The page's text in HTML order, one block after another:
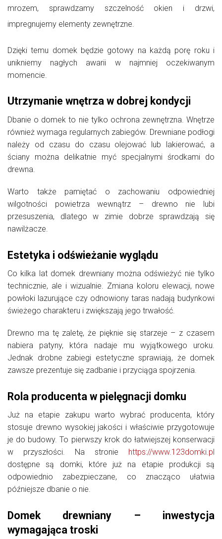
mrozem, sprawdzamy szczelność okien i drzwi,
impregnujemy elementy zewnętrzne.
Dzięki temu domek będzie gotowy na każdą porę roku i
unikniemy nagłych awarii w najmniej oczekiwanym
momencie.
Utrzymanie wnętrza w dobrej kondycji
Dbanie o domek to nie tylko ochrona zewnętrzna. Wnętrze
również wymaga regularnych zabiegów. Drewniane podłogi
należy od czasu do czasu olejować lub lakierować, a
ściany można delikatnie myć specjalnymi środkami do
drewna.
Warto także pamiętać o zachowaniu odpowiedniej
wilgotności powietrza wewnątrz – drewno nie lubi
przesuszenia, dlatego w zimie dobrze sprawdzają się
nawilżacze.
Estetyka i odświeżanie wyglądu
Co kilka lat domek drewniany można odświeżyć nie tylko
technicznie, ale i wizualnie. Zmiana koloru elewacji, nowe
powłoki lazurujące czy odnowiony taras nadają budynkowi
świeżego charakteru i zwiększają jego trwałość.
Drewno ma tę zaletę, że pięknie się starzeje – z czasem
nabiera patyny, która nadaje mu wyjątkowego uroku.
Jednak drobne zabiegi estetyczne sprawiają, że domek
zawsze prezentuje się zadbanie i przyciąga spojrzenia.
Rola producenta w pielęgnacji domku
Już na etapie zakupu warto wybrać producenta, który
stosuje drewno wysokiej jakości i właściwie przygotowuje
je do budowy. To pierwszy krok do łatwiejszej konserwacji
w przyszłości. Na stronie
https://www.123domki.pl
dostępne są domki, które już na etapie produkcji są
odpowiednio zabezpieczane, co znacząco ułatwia
późniejsze dbanie o nie.
Domek drewniany – inwestycja
wymagająca troski